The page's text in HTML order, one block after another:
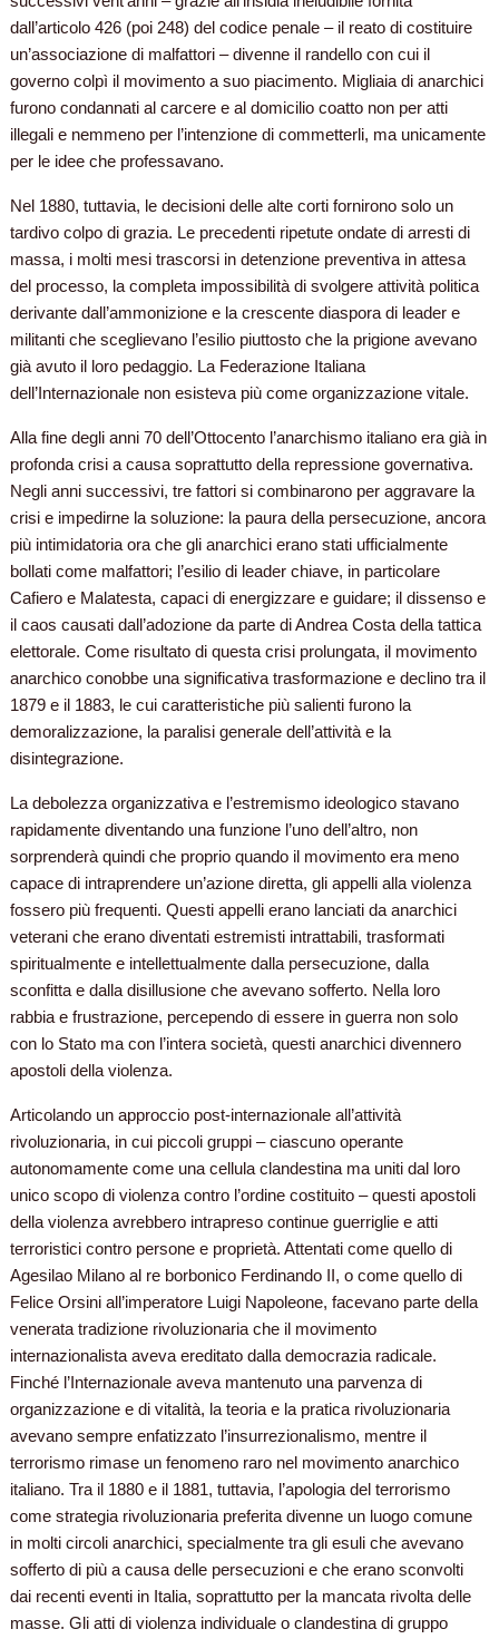
dall’articolo 426 (poi 248) del codice penale – il reato di costituire
un’associazione di malfattori – divenne il randello con cui il
governo colpì il movimento a suo piacimento. Migliaia di anarchici
furono condannati al carcere e al domicilio coatto non per atti
illegali e nemmeno per l’intenzione di commetterli, ma unicamente
per le idee che professavano.
Nel 1880, tuttavia, le decisioni delle alte corti fornirono solo un
tardivo colpo di grazia. Le precedenti ripetute ondate di arresti di
massa, i molti mesi trascorsi in detenzione preventiva in attesa
del processo, la completa impossibilità di svolgere attività politica
derivante dall’ammonizione e la crescente diaspora di leader e
militanti che sceglievano l’esilio piuttosto che la prigione avevano
già avuto il loro pedaggio. La Federazione Italiana
dell’Internazionale non esisteva più come organizzazione vitale.
Alla fine degli anni 70 dell’Ottocento l’anarchismo italiano era già in
profonda crisi a causa soprattutto della repressione governativa.
Negli anni successivi, tre fattori si combinarono per aggravare la
crisi e impedirne la soluzione: la paura della persecuzione, ancora
più intimidatoria ora che gli anarchici erano stati ufficialmente
bollati come malfattori; l’esilio di leader chiave, in particolare
Cafiero e Malatesta, capaci di energizzare e guidare; il dissenso e
il caos causati dall’adozione da parte di Andrea Costa della tattica
elettorale. Come risultato di questa crisi prolungata, il movimento
anarchico conobbe una significativa trasformazione e declino tra il
1879 e il 1883, le cui caratteristiche più salienti furono la
demoralizzazione, la paralisi generale dell’attività e la
disintegrazione.
La debolezza organizzativa e l’estremismo ideologico stavano
rapidamente diventando una funzione l’uno dell’altro, non
sorprenderà quindi che proprio quando il movimento era meno
capace di intraprendere un’azione diretta, gli appelli alla violenza
fossero più frequenti. Questi appelli erano lanciati da anarchici
veterani che erano diventati estremisti intrattabili, trasformati
spiritualmente e intellettualmente dalla persecuzione, dalla
sconfitta e dalla disillusione che avevano sofferto. Nella loro
rabbia e frustrazione, percependo di essere in guerra non solo
con lo Stato ma con l’intera società, questi anarchici divennero
apostoli della violenza.
Articolando un approccio post-internazionale all’attività
rivoluzionaria, in cui piccoli gruppi – ciascuno operante
autonomamente come una cellula clandestina ma uniti dal loro
unico scopo di violenza contro l’ordine costituito – questi apostoli
della violenza avrebbero intrapreso continue guerriglie e atti
terroristici contro persone e proprietà. Attentati come quello di
Agesilao Milano al re borbonico Ferdinando II, o come quello di
Felice Orsini all’imperatore Luigi Napoleone, facevano parte della
venerata tradizione rivoluzionaria che il movimento
internazionalista aveva ereditato dalla democrazia radicale.
Finché l’Internazionale aveva mantenuto una parvenza di
organizzazione e di vitalità, la teoria e la pratica rivoluzionaria
avevano sempre enfatizzato l’insurrezionalismo, mentre il
terrorismo rimase un fenomeno raro nel movimento anarchico
italiano. Tra il 1880 e il 1881, tuttavia, l’apologia del terrorismo
come strategia rivoluzionaria preferita divenne un luogo comune
in molti circoli anarchici, specialmente tra gli esuli che avevano
sofferto di più a causa delle persecuzioni e che erano sconvolti
dai recenti eventi in Italia, soprattutto per la mancata rivolta delle
masse. Gli atti di violenza individuale o clandestina di gruppo